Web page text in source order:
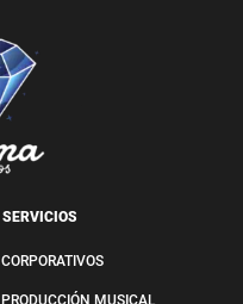
SERVICIOS
CORPORATIVOS